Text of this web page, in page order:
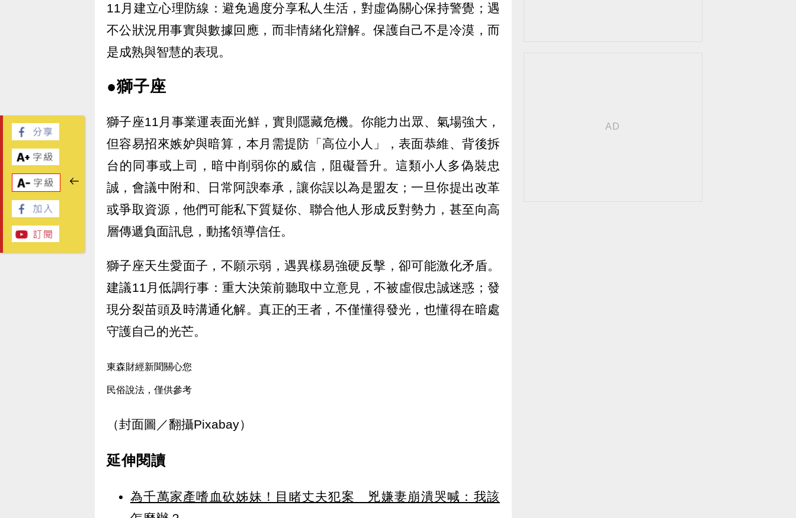
11月建立心理防線：避免過度分享私人生活，對虛偽關心保持警覺；遇
不公狀況用事實與數據回應，而非情緒化辯解。保護自己不是冷漠，而
是成熟與智慧的表現。
●獅子座
獅子座11月事業運表面光鮮，實則隱藏危機。你能力出眾、氣場強大，
但容易招來嫉妒與暗算，本月需提防「高位小人」，表面恭維、背後拆
台的同事或上司，暗中削弱你的威信，阻礙晉升。這類小人多偽裝忠
誠，會議中附和、日常阿諛奉承，讓你誤以為是盟友；一旦你提出改革
或爭取資源，他們可能私下質疑你、聯合他人形成反對勢力，甚至向高
層傳遞負面訊息，動搖領導信任。
獅子座天生愛面子，不願示弱，遇異樣易強硬反擊，卻可能激化矛盾。
建議11月低調行事：重大決策前聽取中立意見，不被虛假忠誠迷惑；發
現分裂苗頭及時溝通化解。真正的王者，不僅懂得發光，也懂得在暗處
守護自己的光芒。
東森財經新聞關心您
民俗說法，僅供參考
（封面圖／翻攝Pixabay）
延伸閱讀
為千萬家產嗜血砍姊妹！目睹丈夫犯案 兇嫌妻崩潰哭喊：我該